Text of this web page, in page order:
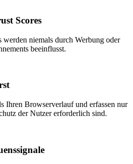
Scores
werden niemals durch Werbung oder
beeinflusst.
Ihren Browserverlauf und erfassen nur
der Nutzer erforderlich sind.